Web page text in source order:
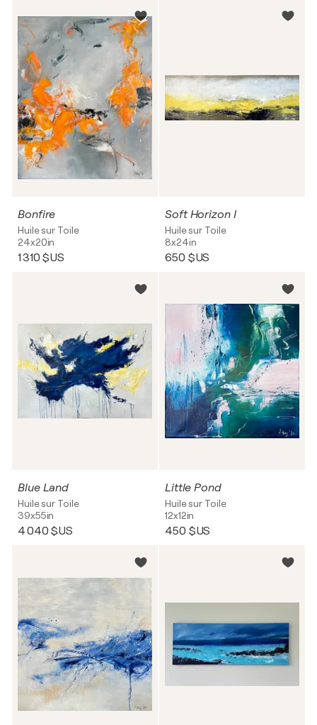
Bonfire
Huile sur Toile
24x20in
1 310 $US
Soft Horizon I
Huile sur Toile
8x24in
650 $US
Blue Land
Huile sur Toile
39x55in
4 040 $US
Little Pond
Huile sur Toile
12x12in
450 $US